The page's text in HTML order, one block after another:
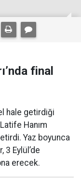
final
hale getirdiği
Hanım
Yaz boyunca
Eylül’de
erecek.